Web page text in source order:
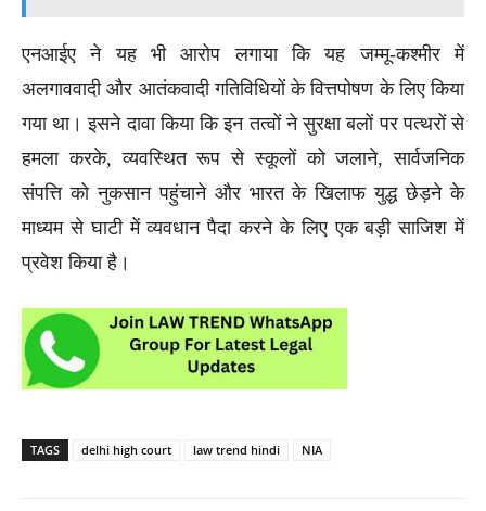
एनआईए ने यह भी आरोप लगाया कि यह जम्मू-कश्मीर में
अलगाववादी और आतंकवादी गतिविधियों के वित्तपोषण के लिए किया
गया था। इसने दावा किया कि इन तत्वों ने सुरक्षा बलों पर पत्थरों से
हमला करके, व्यवस्थित रूप से स्कूलों को जलाने, सार्वजनिक
संपत्ति को नुकसान पहुंचाने और भारत के खिलाफ युद्ध छेड़ने के
माध्यम से घाटी में व्यवधान पैदा करने के लिए एक बड़ी साजिश में
प्रवेश किया है।
TAGS delhi high court law trend hindi NIA